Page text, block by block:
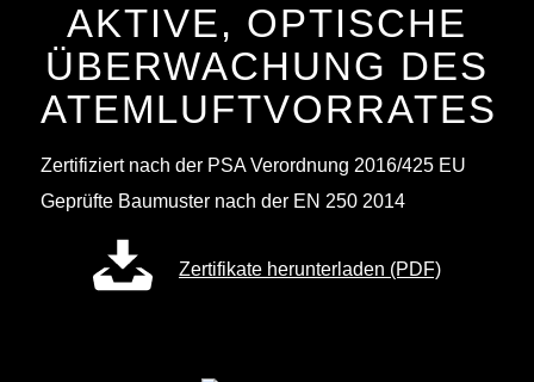
AKTIVE, OPTISCHE
ÜBERWACHUNG DES
ATEMLUFTVORRATES
Zertifiziert nach der PSA Verordnung 2016/425 EU
Geprüfte Baumuster nach der EN 250 2014
Zertifikate herunterladen (PDF)